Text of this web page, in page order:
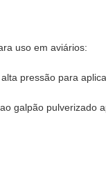
uso em aviários:
pressão para
galpão pulverizado